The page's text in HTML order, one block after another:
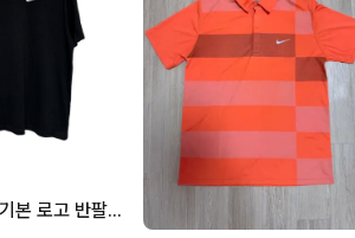
4128 나이키 기본 로고 반팔 카라티